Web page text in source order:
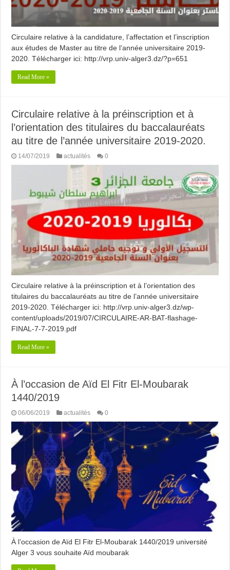
Circulaire relative à la candidature, l’affectation et l’inscription
aux études de Master au titre de l’année universitaire 2019-
2020. Télécharger ici: http://vrp.univ-alger3.dz/?p=651
Read More »
Circulaire relative à la préinscription et à
l’orientation des titulaires du baccalauréats
au titre de l’année universitaire 2019-2020.
14/07/2019 actualités 0
Circulaire relative à la préinscription et à l’orientation des
titulaires du baccalauréats au titre de l’année universitaire
2019-2020. Télécharger ici: http://vrp.univ-alger3.dz/wp-
content/uploads/2019/07/CIRCULAIRE-AR-BAT-flashage-
FINAL-7-7-2019.pdf
Read More »
À l’occasion de Aïd El Fitr El-Moubarak
1440/2019
06/06/2019 actualités 0
À l’occasion de Aïd El Fitr El-Moubarak 1440/2019 université
Alger 3 vous souhaite Aïd moubarak